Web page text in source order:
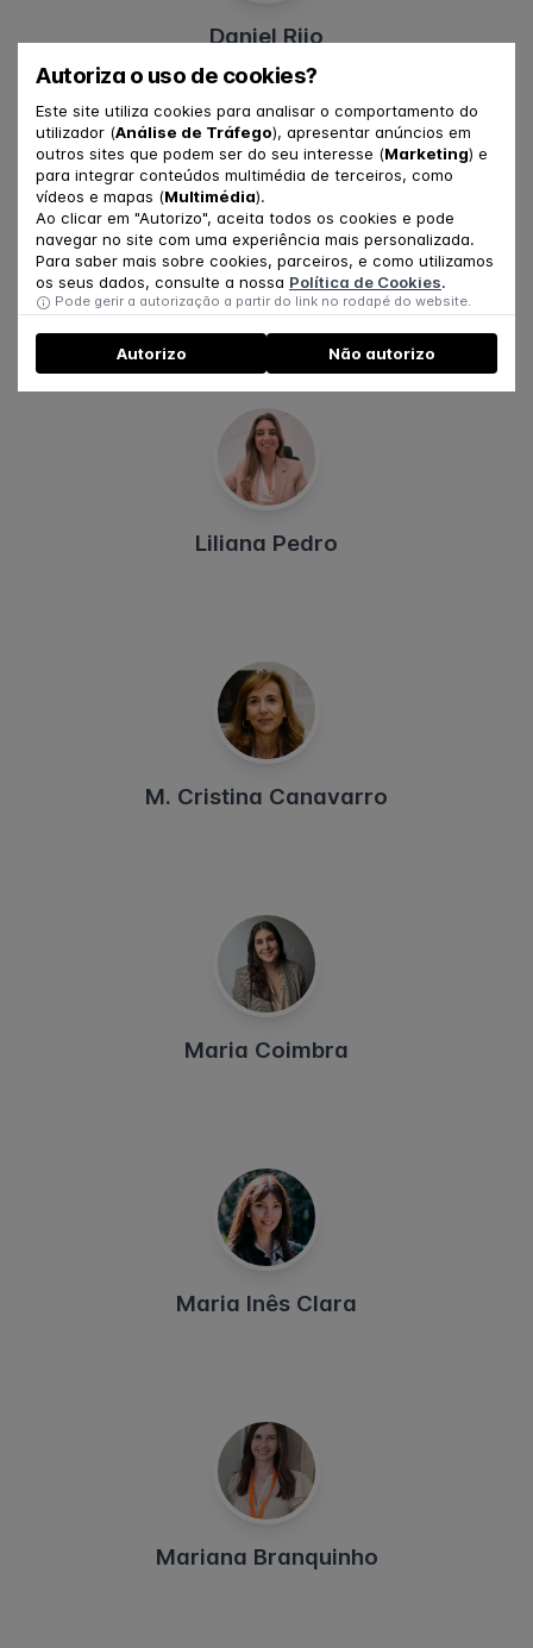
Autoriza o uso de cookies?
Este site utiliza cookies para analisar o comportamento do
utilizador (Análise de Tráfego), apresentar anúncios em
outros sites que podem ser do seu interesse (Marketing) e
para integrar conteúdos multimédia de terceiros, como
vídeos e mapas (Multimédia).
Ao clicar em "Autorizo", aceita todos os cookies e pode
navegar no site com uma experiência mais personalizada.
Para saber mais sobre cookies, parceiros, e como utilizamos
os seus dados, consulte a nossa Política de Cookies.
Pode gerir a autorização a partir do link no rodapé do website.
Autorizo Não autorizo
Daniel Rijo
Jéssica Duarte
Liliana Pedro
M. Cristina Canavarro
Maria Coimbra
Maria Inês Clara
Mariana Branquinho